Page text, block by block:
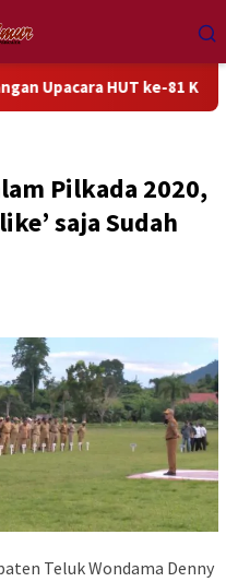
ke-81 Kemerdekaan RI
Pilkada 2020,
saja Sudah
Teluk Wondama Denny